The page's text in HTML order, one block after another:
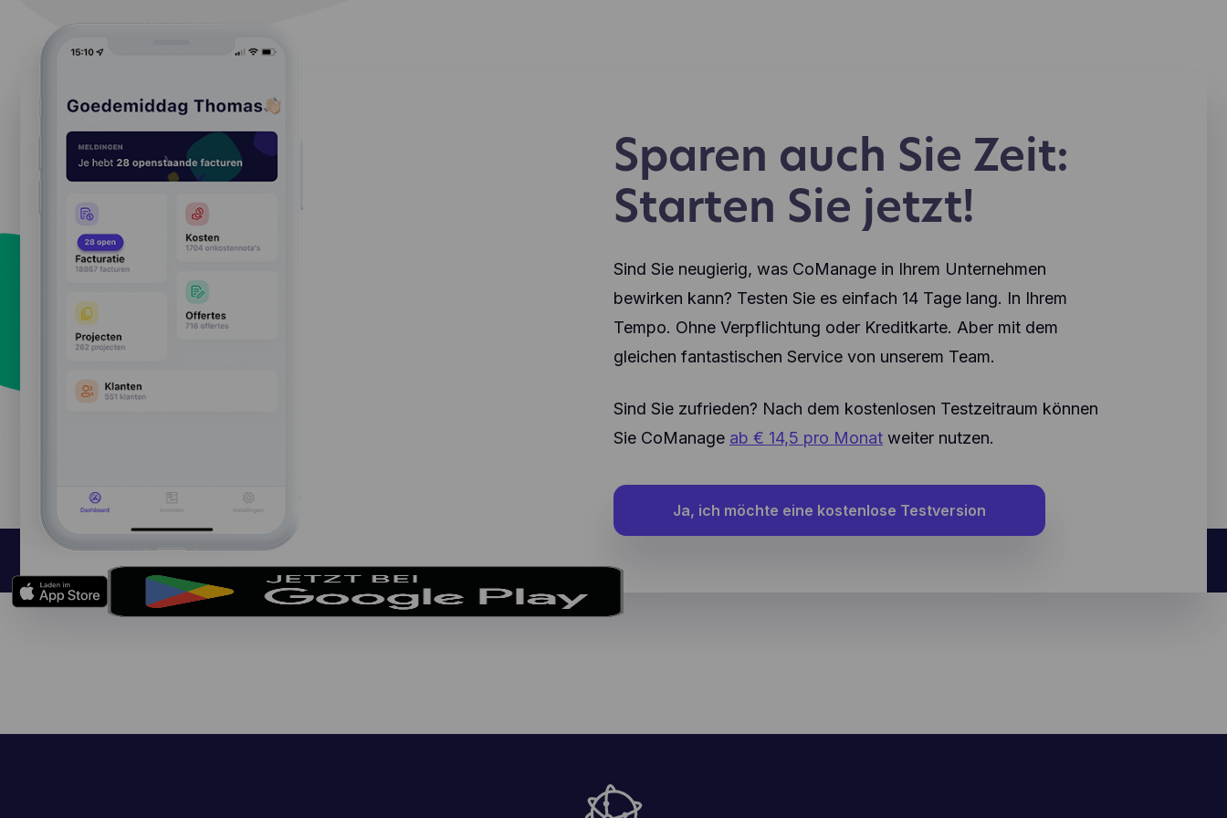
Sparen auch Sie Zeit:
Starten Sie jetzt!
Sind Sie neugierig, was CoManage in Ihrem Unternehmen
bewirken kann? Testen Sie es einfach 14 Tage lang. In Ihrem
Tempo. Ohne Verpflichtung oder Kreditkarte. Aber mit dem
gleichen fantastischen Service von unserem Team.
Sind Sie zufrieden? Nach dem kostenlosen Testzeitraum können
Sie CoManage ab € 14,5 pro Monat weiter nutzen.
Ja, ich möchte eine kostenlose Testversion